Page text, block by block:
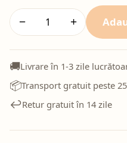
− +
🚚Livrare în 1-3 zile
📦Transport gratuit peste
↩️Retur gratuit în 14 zile